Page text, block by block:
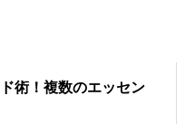
術！複数のエッセン